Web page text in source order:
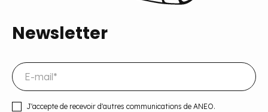
Newsletter
J'accepte de recevoir d'autres communications de ANEO.